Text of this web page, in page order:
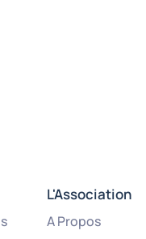
L'Association
A Propos